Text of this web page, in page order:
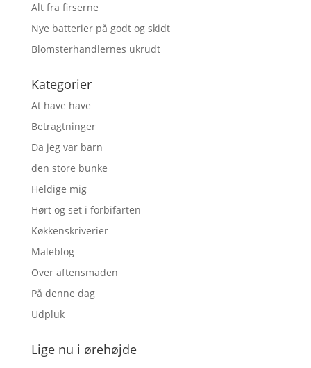
Alt fra firserne
Nye batterier på godt og skidt
Blomsterhandlernes ukrudt
Kategorier
At have have
Betragtninger
Da jeg var barn
den store bunke
Heldige mig
Hørt og set i forbifarten
Køkkenskriverier
Maleblog
Over aftensmaden
På denne dag
Udpluk
Lige nu i ørehøjde